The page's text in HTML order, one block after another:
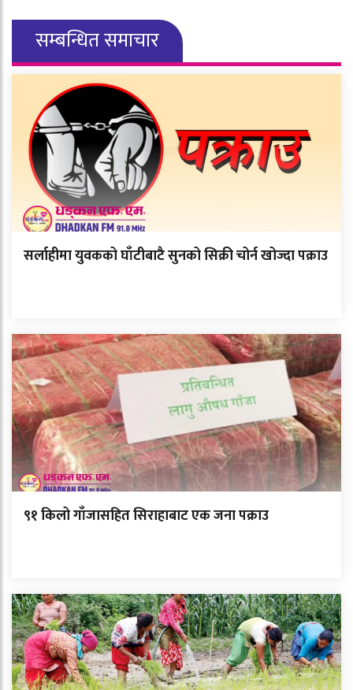
सम्बन्धित समाचार
सर्लाहीमा युवकको घाँटीबाटै सुनको सिक्री चोर्न खोज्दा पक्राउ
९१ किलो गाँजासहित सिराहाबाट एक जना पक्राउ